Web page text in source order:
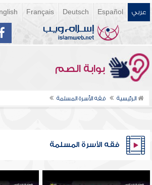
عربي Español
Deutsch
Français
بوابة الصم
الرئيسية فقه الأسرة المسلمة
فقه الأسرة المسلمة